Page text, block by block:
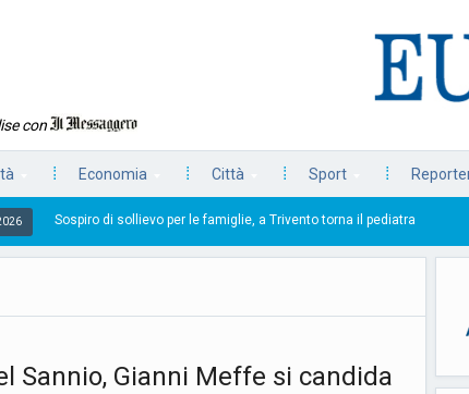
con
Economia Città Sport
di sollievo per le famiglie, a Trivento torna il pediatra 29/07/2026
Sannio, Gianni Meffe si candida